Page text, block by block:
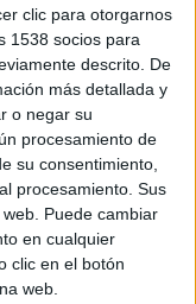
clic para otorgarnos
1538 socios para
descrito. De
más detallada y
o negar su
procesamiento de
su consentimiento,
procesamiento. Sus
Puede cambiar
en cualquier
clic en el botón
web.
Olives from
colaboración
la
españolas
en redes
tanto a
a su vínculo
de los